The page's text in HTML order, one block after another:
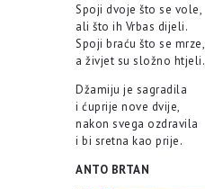
Spoji dvoje što se vole,
ali što ih Vrbas dijeli.
Spoji braću što se mrze,
a živjet su složno htjeli.
Džamiju je sagradila
i ćuprije nove dvije,
nakon svega ozdravila
i bi sretna kao prije.
ANTO BRTAN